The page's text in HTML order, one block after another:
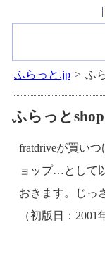
|
ふらっと.jp > ふ
ふらっとshop
fratdriveが買い
ョップ…として
おきます。じっ
（初版日：2001